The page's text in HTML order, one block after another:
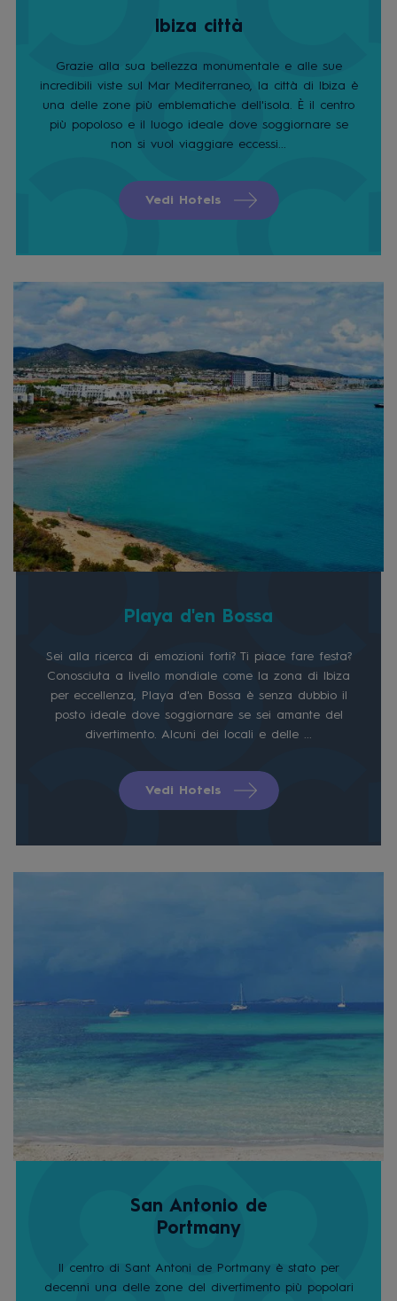
Ibiza città
Grazie alla sua bellezza monumentale e alle sue
incredibili viste sul Mar Mediterraneo, la città di Ibiza è
una delle zone più emblematiche dell'isola. È il centro
più popoloso e il luogo ideale dove soggiornare se
non si vuol viaggiare eccessi...
Vedi Hotels
Playa d'en Bossa
Sei alla ricerca di emozioni forti? Ti piace fare festa?
Conosciuta a livello mondiale come la zona di Ibiza
per eccellenza, Playa d'en Bossa è senza dubbio il
posto ideale dove soggiornare se sei amante del
divertimento. Alcuni dei locali e delle ...
Vedi Hotels
San Antonio de
Portmany
Il centro di Sant Antoni de Portmany è stato per
decenni una delle zone del divertimento più popolari